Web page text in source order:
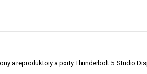
a reproduktory a porty Thunderbolt 5. Studio